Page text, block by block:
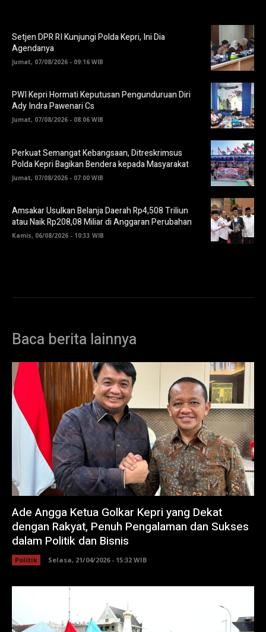
Setjen DPR RI Kunjungi Polda Kepri, Ini Dia
Agendanya
Jumat, 07/08/2026 - 09:16 WIB
PWI Kepri Hormati Keputusan Pengunduruan Diri
Ady Indra Pawenari Cs
Jumat, 07/08/2026 - 08:06 WIB
Perkuat Semangat Kebangsaan, Ditreskrimsus
Polda Kepri Bagikan Bendera kepada Masyarakat
Jumat, 07/08/2026 - 07:00 WIB
Amsakar Usulkan Belanja Daerah Rp4,508 Triliun
atau Naik Rp208,08 Miliar di Anggaran Perubahan
Kamis, 06/08/2026 - 10:33 WIB
Baca berita lainnya
Ade Angga Ketua Golkar Kepri yang Dekat
dengan Rakyat, Penuh Pengalaman dan Sukses
dalam Politik dan Bisnis
Politik Selasa, 21/04/2026 - 15:32 WIB